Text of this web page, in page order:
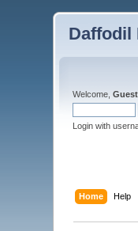
Daffodil
Welcome,Guest
Login with
Home Help